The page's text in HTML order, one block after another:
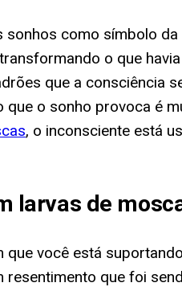
como símbolo
o que
que a consciência
o sonho provoca é
, o inconsciente está
larvas de
você está
que foi